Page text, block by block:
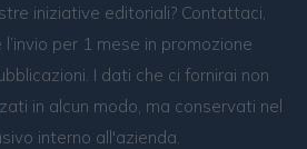
iniziative editoriali? Contattaci,
per 1 mese in promozione
I dati che ci fornirai non
in alcun modo, ma conservati nel
interno all'azienda.